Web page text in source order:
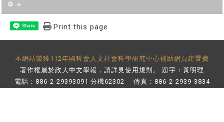
Share Print this page
本網站榮獲112年國科會人文社會科學研究中心補助網頁建置費
著作權屬於政大中文學報，請詳見使用規則 。 題字：黃明理
電話：886-2-29393091 分機62302 傳真：886-2-2939-3834